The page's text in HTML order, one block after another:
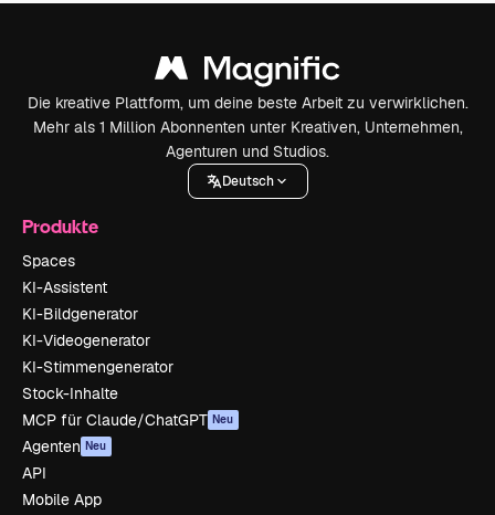
Die kreative Plattform, um deine beste Arbeit zu verwirklichen.
Mehr als 1 Million Abonnenten unter Kreativen, Unternehmen,
Agenturen und Studios.
Deutsch
Produkte
Spaces
KI-Assistent
KI-Bildgenerator
KI-Videogenerator
KI-Stimmengenerator
Stock-Inhalte
MCP für Claude/ChatGPT Neu
Agenten Neu
API
Mobile App